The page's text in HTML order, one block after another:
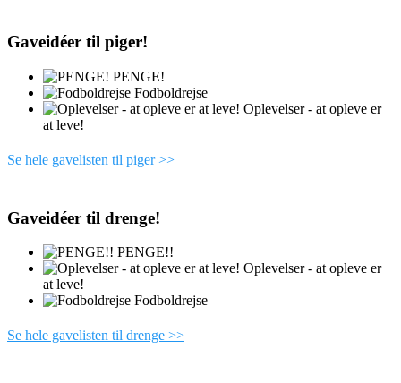
Gaveidéer til piger!
PENGE!
Fodboldrejse
Oplevelser - at opleve er
at leve!
Se hele gavelisten til piger >>
Gaveidéer til drenge!
PENGE!!
Oplevelser - at opleve er
at leve!
Fodboldrejse
Se hele gavelisten til drenge >>